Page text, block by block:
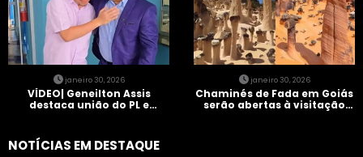
janeiro 30, 2026
VÍDEO| Geneilton Assis
destaca união do PL e
janeiro 30, 2026
Chaminés de Fada em Goiás
serão abertas à visitação
NOTÍCIAS EM DESTAQUE